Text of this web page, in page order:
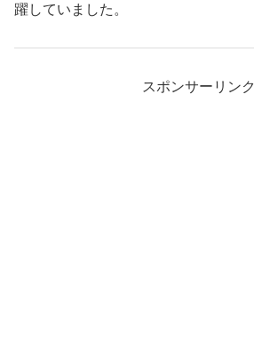
躍していました。
スポンサーリンク